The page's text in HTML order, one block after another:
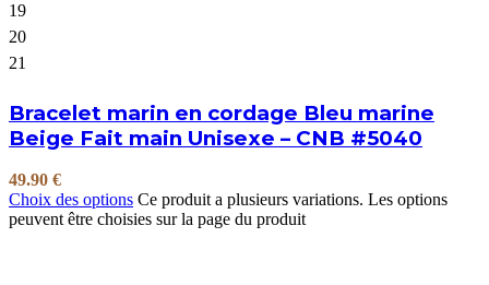
19
20
21
Bracelet marin en cordage Bleu marine
Beige Fait main Unisexe – CNB #5040
49.90 €
Choix des options Ce produit a plusieurs variations. Les options
peuvent être choisies sur la page du produit